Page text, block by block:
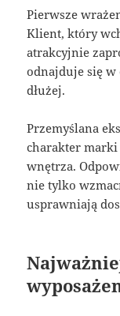
Pierwsze
Klient, który
atrakcyjnie
odnajduje się
dłużej.
Przemyślana
charakter marki
wnętrza.
nie tylko
usprawniają